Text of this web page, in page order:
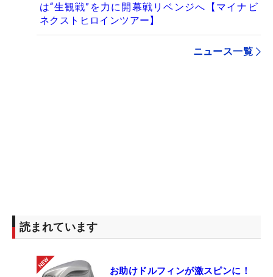
は“生観戦”を力に開幕戦リベンジへ【マイナビ
ネクストヒロインツアー】
ニュース一覧
読まれています
お助けドルフィンが激スピンに！